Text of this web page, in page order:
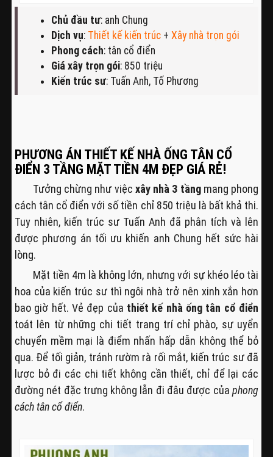
Chủ đầu tư: anh Chung
Dịch vụ: Thiết kế kiến trúc+ Xây nhà trọn gói
Phong cách: tân cổ điển
Giá xây trọn gói: 850 triệu
Kiến trúc sư: Tuấn Anh, Tố Phương
PHƯƠNG ÁN THIẾT KẾ NHÀ ỐNG TÂN CỔ
ĐIỂN 3 TẦNG MẶT TIỀN 4M ĐẸP GIÁ RẺ!
Tưởng chừng như việc xây nhà 3 tầngmang phong
cách tân cổ điển với số tiền chỉ 850 triệu là bất khả thi.
Tuy nhiên, kiến trúc sư Tuấn Anh đã phân tích và lên
được phương án tối ưu khiến anh Chung hết sức hài
lòng.
Mặt tiền 4m là không lớn, nhưng với sự khéo léo tài
hoa của kiến trúc sư thì ngôi nhà trở nên xinh xắn hơn
bao giờ hết. Vẻ đẹp của thiết kế nhà ống tân cổ điển
toát lên từ những chi tiết trang trí chỉ phào, sự uyển
chuyển mềm mại là điểm nhấn hấp dẫn không thể bỏ
qua. Để tối giản, tránh rườm rà rối mắt, kiến trúc sư đã
lược bỏ đi các chi tiết không cần thiết, chỉ để lại các
đường nét đặc trưng không lẫn đi đâu được củaphong
cách tân cổ điển.